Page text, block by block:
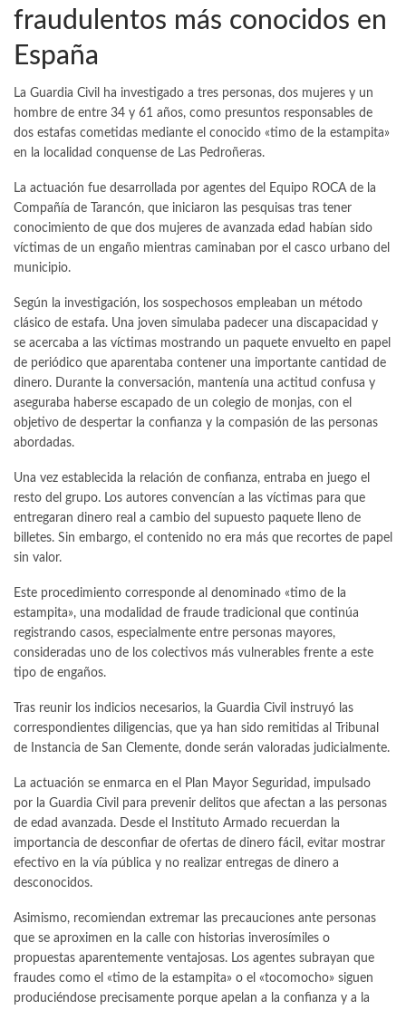
fraudulentos más conocidos en
España
La Guardia Civil ha investigado a tres personas, dos mujeres y un
hombre de entre 34 y 61 años, como presuntos responsables de
dos estafas cometidas mediante el conocido «timo de la estampita»
en la localidad conquense de Las Pedroñeras.
La actuación fue desarrollada por agentes del Equipo ROCA de la
Compañía de Tarancón, que iniciaron las pesquisas tras tener
conocimiento de que dos mujeres de avanzada edad habían sido
víctimas de un engaño mientras caminaban por el casco urbano del
municipio.
Según la investigación, los sospechosos empleaban un método
clásico de estafa. Una joven simulaba padecer una discapacidad y
se acercaba a las víctimas mostrando un paquete envuelto en papel
de periódico que aparentaba contener una importante cantidad de
dinero. Durante la conversación, mantenía una actitud confusa y
aseguraba haberse escapado de un colegio de monjas, con el
objetivo de despertar la confianza y la compasión de las personas
abordadas.
Una vez establecida la relación de confianza, entraba en juego el
resto del grupo. Los autores convencían a las víctimas para que
entregaran dinero real a cambio del supuesto paquete lleno de
billetes. Sin embargo, el contenido no era más que recortes de papel
sin valor.
Este procedimiento corresponde al denominado «timo de la
estampita», una modalidad de fraude tradicional que continúa
registrando casos, especialmente entre personas mayores,
consideradas uno de los colectivos más vulnerables frente a este
tipo de engaños.
Tras reunir los indicios necesarios, la Guardia Civil instruyó las
correspondientes diligencias, que ya han sido remitidas al Tribunal
de Instancia de San Clemente, donde serán valoradas judicialmente.
La actuación se enmarca en el Plan Mayor Seguridad, impulsado
por la Guardia Civil para prevenir delitos que afectan a las personas
de edad avanzada. Desde el Instituto Armado recuerdan la
importancia de desconfiar de ofertas de dinero fácil, evitar mostrar
efectivo en la vía pública y no realizar entregas de dinero a
desconocidos.
Asimismo, recomiendan extremar las precauciones ante personas
que se aproximen en la calle con historias inverosímiles o
propuestas aparentemente ventajosas. Los agentes subrayan que
fraudes como el «timo de la estampita» o el «tocomocho» siguen
produciéndose precisamente porque apelan a la confianza y a la